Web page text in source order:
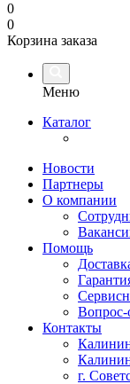
0
0
Корзина заказа
Меню
Каталог
Новости
Партнеры
О компании
Помощь
Вопрос-
Контакты
г.